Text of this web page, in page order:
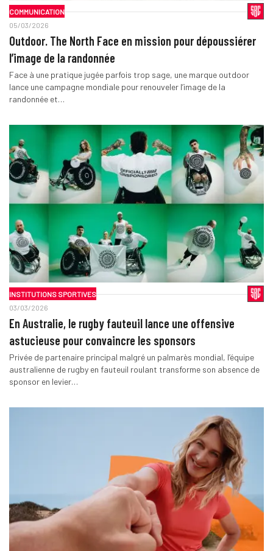
COMMUNICATION
05/03/2026
Outdoor. The North Face en mission pour dépoussiérer
l’image de la randonnée
Face à une pratique jugée parfois trop sage, une marque outdoor
lance une campagne mondiale pour renouveler l’image de la
randonnée et…
INSTITUTIONS SPORTIVES
03/03/2026
En Australie, le rugby fauteuil lance une offensive
astucieuse pour convaincre les sponsors
Privée de partenaire principal malgré un palmarès mondial, l’équipe
australienne de rugby en fauteuil roulant transforme son absence de
sponsor en levier…